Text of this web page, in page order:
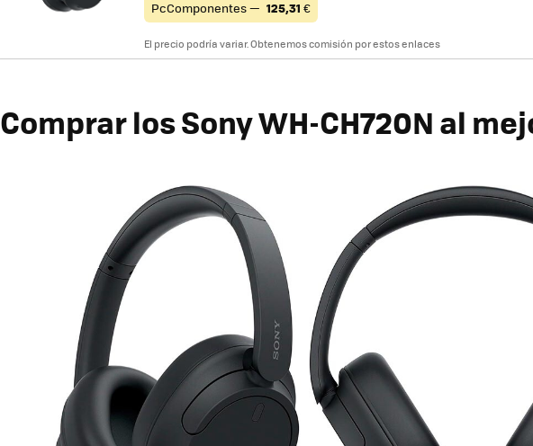
PcComponentes — 125,31 €
El precio podría variar. Obtenemos comisión por estos enlaces
Comprar los Sony WH-CH720N al